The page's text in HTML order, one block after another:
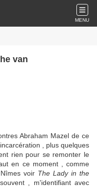
MENU
van
Abraham Mazel de ce
, plus quelques
rien pour se remonter le
en ce moment , comme
voir The Lady in the
, m'identifiant avec